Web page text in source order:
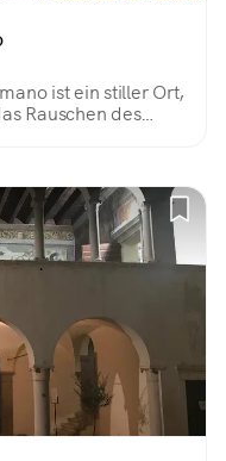
ist ein stiller Ort,
Rauschen des